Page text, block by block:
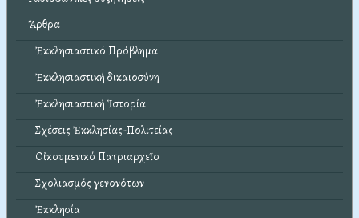
Ἄρθρα
Ἐκκλησιαστικό Πρόβλημα
Ἐκκλησιαστική δικαιοσύνη
Ἐκκλησιαστική Ἱστορία
Σχέσεις Ἐκκλησίας-Πολιτείας
Οἰκουμενικό Πατριαρχεῖο
Σχολιασμός γενονότων
Ἐκκλησία